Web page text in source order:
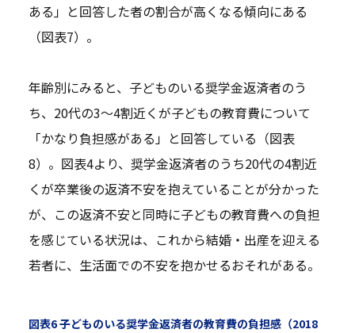
ある」と回答した者の割合が高くなる傾向にある
（図表7）。
年齢別にみると、子どものいる奨学金返済者のう
ち、20代の3～4割近くが子どもの教育費について
「かなり負担感がある」と回答している（図表
8）。図表4より、奨学金返済者のうち20代の4割近
くが卒業後の返済不安を抱えていることが分かった
が、この返済不安と同時に子どもの教育費への負担
を感じている状況は、これから結婚・出産を迎える
若者に、生活面での不安を抱かせるおそれがある。
図表6 子どものいる奨学金返済者の教育費の負担感（2018